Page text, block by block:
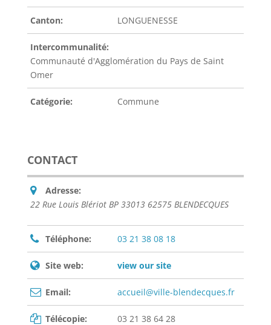
Canton: LONGUENESSE
Intercommunalité:
Communauté d'Agglomération du Pays de Saint
Omer
Catégorie: Commune
CONTACT
Adresse:
22 Rue Louis Blériot BP 33013 62575 BLENDECQUES
Téléphone: 03 21 38 08 18
Site web: view our site
Email: accueil@ville-blendecques.fr
Télécopie: 03 21 38 64 28